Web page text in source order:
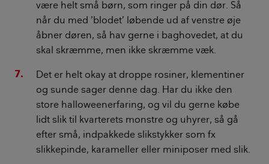
være helt små børn, som ringer på din dør. Så
når du med ’blodet’ løbende ud af venstre øje
åbner døren, så hav gerne i baghovedet, at du
skal skræmme, men ikke skræmme væk.
Det er helt okay at droppe rosiner, klementiner
og sunde sager denne dag. Har du ikke den
store halloweenerfaring, og vil du gerne købe
lidt slik til kvarterets monstre og uhyrer, så gå
efter små, indpakkede slikstykker som fx
slikkepinde, karameller eller miniposer med slik.